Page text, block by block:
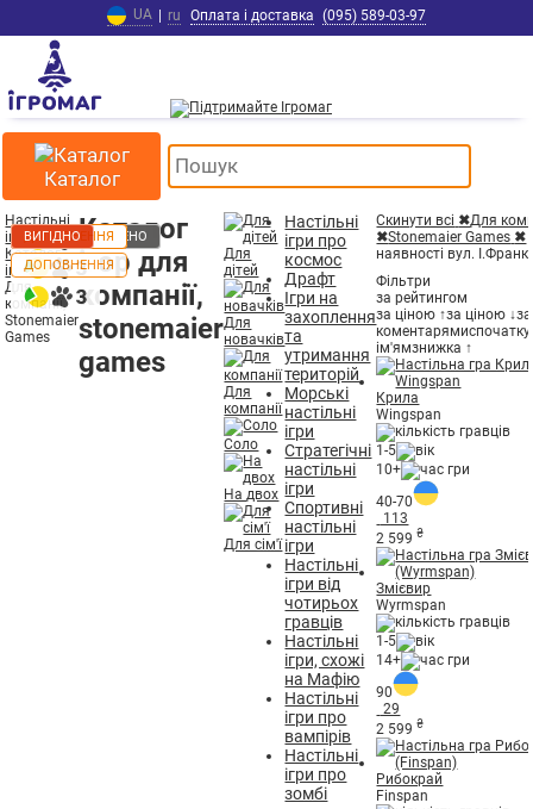
UA | ru Оплата і доставка (095) 589-03-97
Каталог
Настільні
ігри
Каталог
ігор
Для
компанії,
Stonemaier
Games
Каталог
ігор для
компанії,
stonemaier
games
Для
дітей
Для
новачків
Для
компанії
Соло
На двох
Для сім'ї
Настільні
ігри про
космос
Драфт
Ігри на
захоплення
та
утримання
територій
Морські
настільні
ігри
Стратегічні
настільні
ігри
Спортивні
настільні
ігри
Настільні
ігри від
чотирьох
гравців
Настільні
ігри, схожі
на Мафію
Настільні
ігри про
вампірів
Настільні
ігри про
зомбі
Скинути всі ✖Для
✖Stonemaier Games ✖
наявності вул.
Фільтри
за рейтингом
за ціною ↑за ціною ↓за
коментарямиспочатку
ім'ямзнижка ↑
Крила
Wingspan
1-5
10+
40-70
ТОП
113
2 599₴
Змієвир
Wyrmspan
1-5
14+
90
НАКЛАД ЗНИЩЕНО
29
2 599₴
Рибокрай
Finspan
НАКЛАД ЗНИЩЕНО
НАКЛАД ЗНИЩЕНО
ДОПОВНЕННЯ
ДОПОВНЕННЯ
ДОПОВНЕННЯ
ДОПОВНЕННЯ
ДОПОВНЕННЯ
ДОПОВНЕННЯ
ДОПОВНЕННЯ
ДОПОВНЕННЯ
ВИГІДНО
ВИГІДНО
ДОПОВНЕННЯ
ВИГІДНО